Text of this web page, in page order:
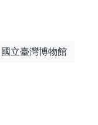
國立臺灣博物館